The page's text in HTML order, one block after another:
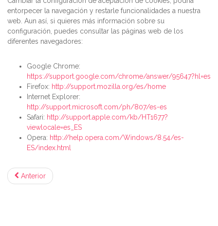
entorpecer la navegación y restarle funcionalidades a nuestra
web. Aun así, si quieres más información sobre su
configuración, puedes consultar las páginas web de los
diferentes navegadores:
Google Chrome:
https://support.google.com/chrome/answer/95647?hl=es
Firefox: http://support.mozilla.org/es/home
Internet Explorer:
http://support.microsoft.com/ph/807/es-es
Safari: http://support.apple.com/kb/HT1677?
viewlocale=es_ES
Opera: http://help.opera.com/Windows/8.54/es-
ES/index.html
Anterior